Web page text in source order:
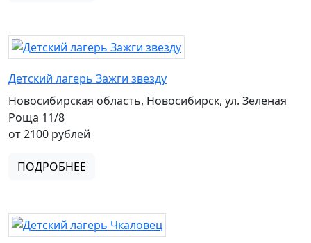
Детский лагерь Зажги звезду
Новосибирская область, Новосибирск, ул. Зеленая
Роща 11/8
от 2100 рублей
ПОДРОБНЕЕ